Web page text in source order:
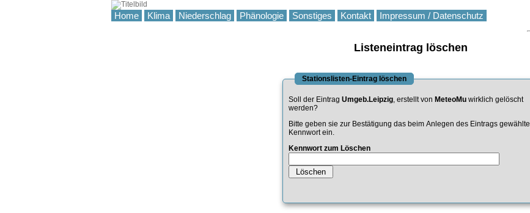
Home Klima Niederschlag Phänologie Sonstiges Kontakt Impressum / Datenschutz
Listeneintrag löschen
Stationslisten-Eintrag löschen
Soll der Eintrag Umgeb.Leipzig, erstellt von MeteoMu wirklich gelöscht
werden?
Bitte geben sie zur Bestätigung das beim Anlegen des Eintrags gewählte
Kennwort ein.
Kennwort zum Löschen